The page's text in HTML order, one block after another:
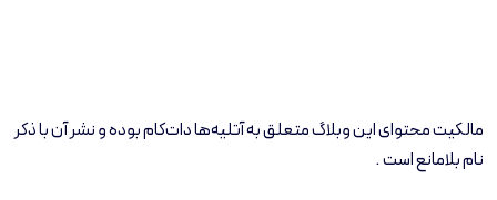
مالکیت محتوای این وبلاگ متعلق به آتلیه‌ها دات‌کام بوده و نشر آن با ذکر
نام بلامانع است .